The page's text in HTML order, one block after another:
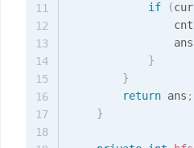
if
(cur
                cnt
                ans
}
}
return ans ;
}
11
12
13
14
15
16
17
18